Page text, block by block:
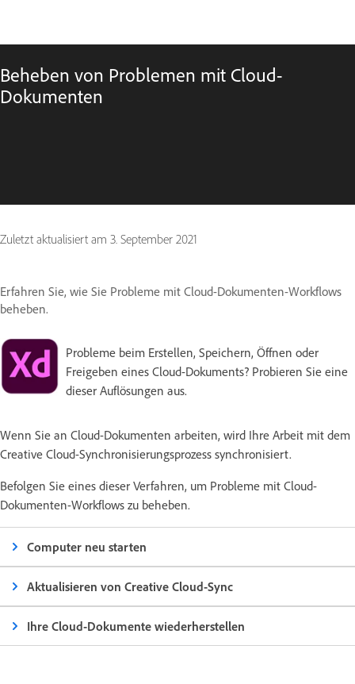
Beheben von Problemen mit Cloud-
Dokumenten
Zuletzt aktualisiert am 3. September 2021
Erfahren Sie, wie Sie Probleme mit Cloud-Dokumenten-Workflows
beheben.
Probleme beim Erstellen, Speichern, Öffnen oder
Freigeben eines Cloud-Dokuments? Probieren Sie eine
dieser Auflösungen aus.
Wenn Sie an Cloud-Dokumenten arbeiten, wird Ihre Arbeit mit dem
Creative Cloud-Synchronisierungsprozess synchronisiert.
Befolgen Sie eines dieser Verfahren, um Probleme mit Cloud-
Dokumenten-Workflows zu beheben.
Computer neu starten
Aktualisieren von Creative Cloud-Sync
Ihre Cloud-Dokumente wiederherstellen